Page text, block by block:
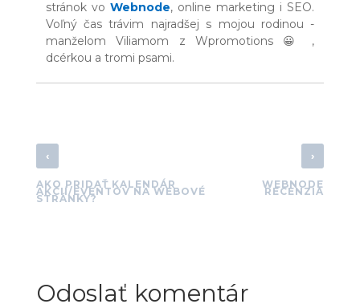
stránok vo Webnode, online marketing i SEO.
Voľný čas trávim najradšej s mojou rodinou -
manželom Viliamom z Wpromotions 😀 ,
dcérkou a tromi psami.
‹
AKO PRIDAŤ KALENDÁR
AKCIÍ/EVENTOV NA WEBOVÉ
STRÁNKY?
›
WEBNODE
RECENZIA
Odoslať komentár